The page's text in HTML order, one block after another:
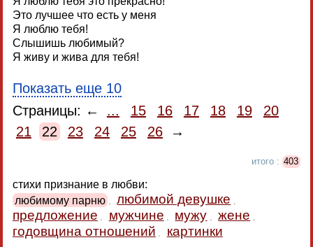
Это лучшее что есть у меня
Я люблю тебя!
Слышишь любимый?
Я живу и жива для тебя!
Показать еще 10
Страницы: ←
... 15 16 17 18 19
20
21
22 23 24 25 26 →
итого : 403
стихи признание в любви:
любимому парню , любимой девушке ,
предложение , мужчине , мужу , жене ,
годовщина отношений , картинки